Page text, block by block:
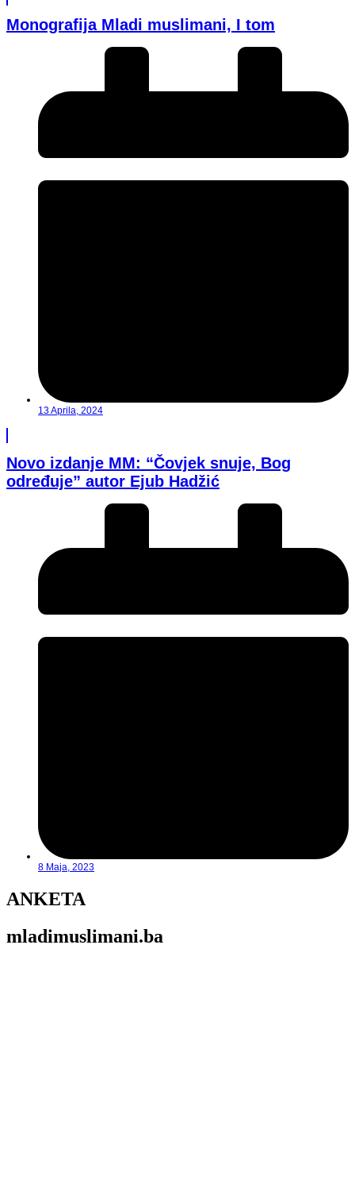
Monografija Mladi muslimani, I tom
13 Aprila, 2024
Novo izdanje MM: “Čovjek snuje, Bog
određuje” autor Ejub Hadžić
8 Maja, 2023
ANKETA
mladimuslimani.ba